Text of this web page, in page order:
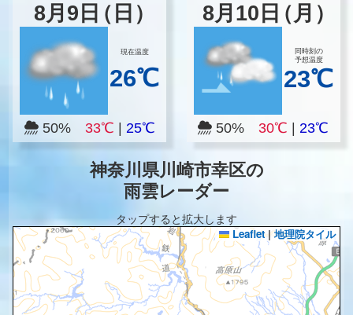
8月 9 日（日）
現在温度
26℃
50% 33℃ 25℃
8月 10 日（月）
同時刻の
予想温度
23℃
50% 30℃ |23℃
神奈川県川崎市幸区の
雨雲レーダー
タップすると拡大します
Leaflet | 地理院タイル